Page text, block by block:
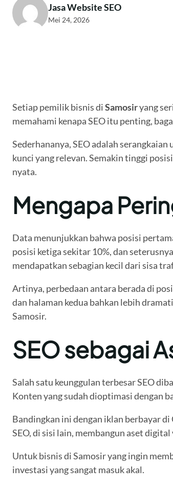
Jasa Website SEO
Mei 24, 2026
Setiap pemilik bisnis diSamosiryang
memahami kenapa SEO itu penting,
Sederhananya, SEO adalah
kunci yang relevan. Semakin tinggi
nyata.
Mengapa
Data menunjukkan bahwa posisi
posisi ketiga sekitar 10%, dan
mendapatkan sebagian kecil dari sisa
Artinya, perbedaan antara berada di
dan halaman kedua bahkan lebih
Samosir.
SEO sebagai
Salah satu keunggulan terbesar SEO
Konten yang sudah dioptimasi dengan
Bandingkan ini dengan iklan berbayar
SEO, di sisi lain, membangun aset
Untuk bisnis di Samosir yang ingin
investasi yang sangat masuk akal.